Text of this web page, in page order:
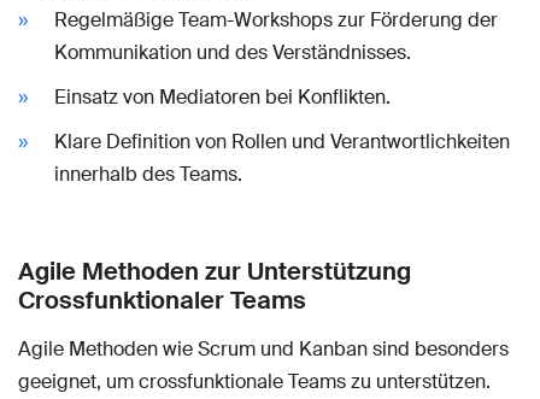
Regelmäßige Team-Workshops zur Förderung der
Kommunikation und des Verständnisses.
Einsatz von Mediatoren bei Konflikten.
Klare Definition von Rollen und Verantwortlichkeiten
innerhalb des Teams.
Agile Methoden zur Unterstützung
Crossfunktionaler Teams
Agile Methoden wie Scrum und Kanban sind besonders
geeignet, um crossfunktionale Teams zu unterstützen.